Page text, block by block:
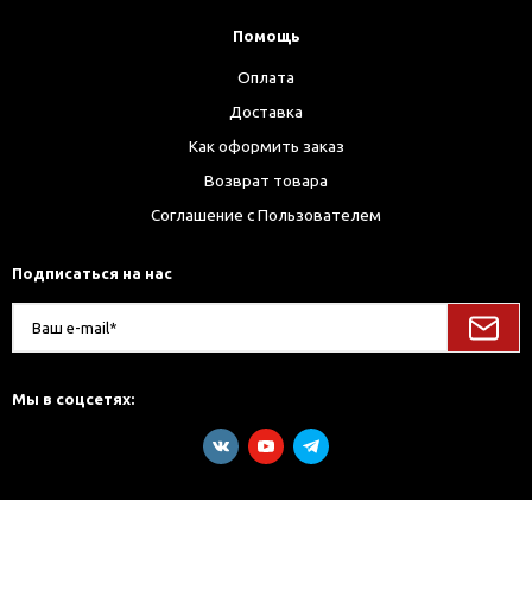
Помощь
Оплата
Доставка
Как оформить заказ
Возврат товара
Соглашение с Пользователем
Подписаться на нас
Мы в соцсетях: